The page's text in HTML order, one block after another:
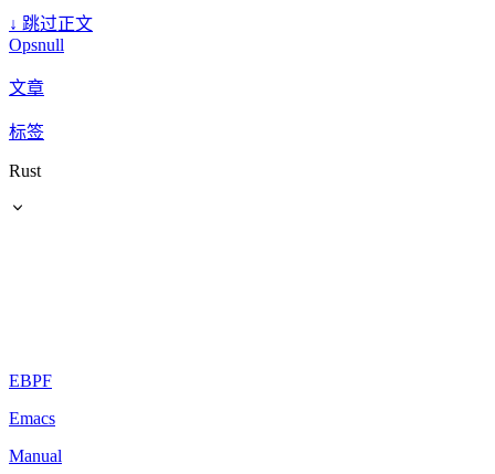
↓ 跳过正文
Opsnull
文章
标签
Rust
EBPF
Emacs
Manual